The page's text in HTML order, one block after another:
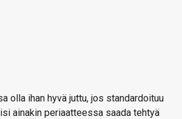
olla ihan hyvä juttu, jos standardoituu
ainakin periaatteessa saada tehtyä